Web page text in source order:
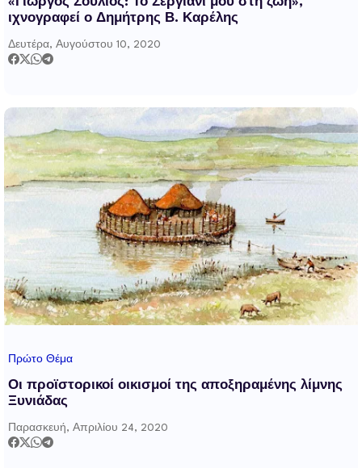
ιχνογραφεί ο Δημήτρης Β. Καρέλης
Δευτέρα, Αυγούστου 10, 2020
Πρώτο Θέμα
Οι προϊστορικοί οικισμοί της αποξηραμένης λίμνης
Ξυνιάδας
Παρασκευή, Απριλίου 24, 2020